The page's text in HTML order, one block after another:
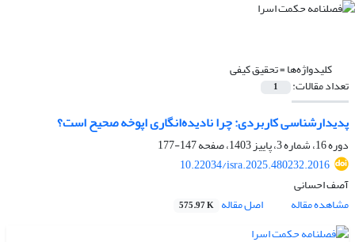
کلیدواژه‌ها =تحقیق کیفی
تعداد مقالات: 1
پدیدارشناسی کاربردی: چرا نادیده‌انگاری اپوخه صحیح است؟
دوره 16، شماره 3، پاییز 1403، صفحه
147-177
10.22034/isra.2025.480232.2016
آصف احسانی
مشاهده مقاله
اصل مقاله 575.97 K